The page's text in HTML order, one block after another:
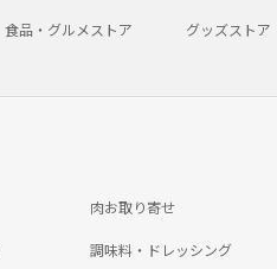
食品・グルメストア グッズストア
肉お取り寄せ
調味料・ドレッシング